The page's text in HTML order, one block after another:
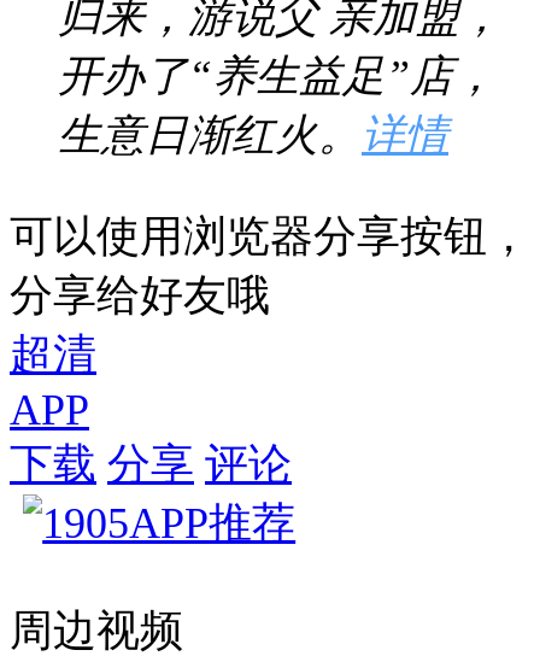
归来，游说父 亲加盟，
开办了“养生益足”店，
生意日渐红火。 详情
可以使用浏览器分享按钮，
分享给好友哦
超清
APP
下载 分享 评论
周边视频